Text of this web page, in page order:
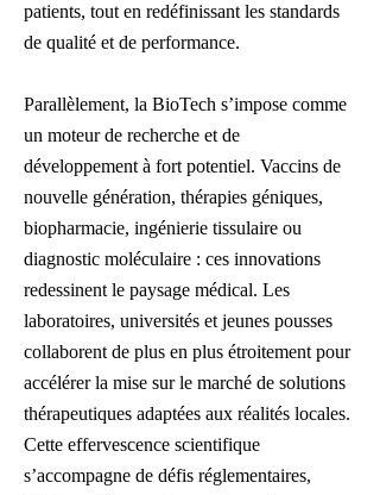
patients, tout en redéfinissant les standards
de qualité et de performance.
Parallèlement, la BioTech s’impose comme
un moteur de recherche et de
développement à fort potentiel. Vaccins de
nouvelle génération, thérapies géniques,
biopharmacie, ingénierie tissulaire ou
diagnostic moléculaire : ces innovations
redessinent le paysage médical. Les
laboratoires, universités et jeunes pousses
collaborent de plus en plus étroitement pour
accélérer la mise sur le marché de solutions
thérapeutiques adaptées aux réalités locales.
Cette effervescence scientifique
s’accompagne de défis réglementaires,